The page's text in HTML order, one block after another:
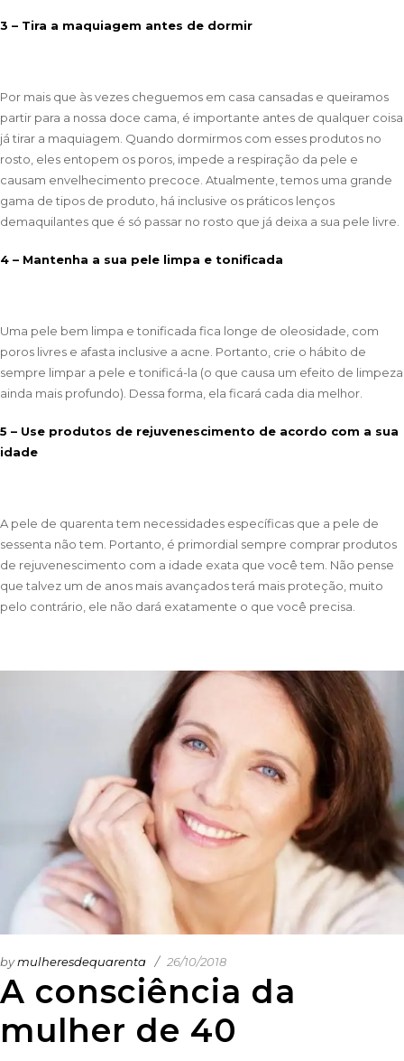
3 – Tira a maquiagem antes de dormir
Por mais que às vezes cheguemos em casa cansadas e queiramos
partir para a nossa doce cama, é importante antes de qualquer coisa
já tirar a maquiagem. Quando dormirmos com esses produtos no
rosto, eles entopem os poros, impede a respiração da pele e
causam envelhecimento precoce. Atualmente, temos uma grande
gama de tipos de produto, há inclusive os práticos lenços
demaquilantes que é só passar no rosto que já deixa a sua pele livre.
4 – Mantenha a sua pele limpa e tonificada
Uma pele bem limpa e tonificada fica longe de oleosidade, com
poros livres e afasta inclusive a acne. Portanto, crie o hábito de
sempre limpar a pele e tonificá-la (o que causa um efeito de limpeza
ainda mais profundo). Dessa forma, ela ficará cada dia melhor.
5 – Use produtos de rejuvenescimento de acordo com a sua
idade
A pele de quarenta tem necessidades específicas que a pele de
sessenta não tem. Portanto, é primordial sempre comprar produtos
de rejuvenescimento com a idade exata que você tem. Não pense
que talvez um de anos mais avançados terá mais proteção, muito
pelo contrário, ele não dará exatamente o que você precisa.
A consciência da
mulher de 40
bymulheresdequarenta 26/10/2018